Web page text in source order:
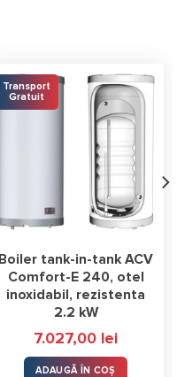
Transport
Gratuit
Boiler tank-in-tank ACV
Comfort-E 240, otel
inoxidabil, rezistenta
2.2 kW
7.027,00 lei
ADAUGĂ ÎN COȘ